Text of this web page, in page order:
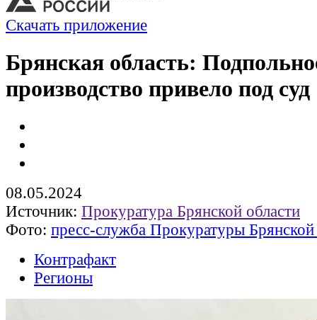
Скачать приложение
Брянская область:
производство привело под суд
08.05.2024
Источник: Прокуратура Брянской области
Фото: пресс-служба Прокуратуры Брянской
Контрафакт
Регионы